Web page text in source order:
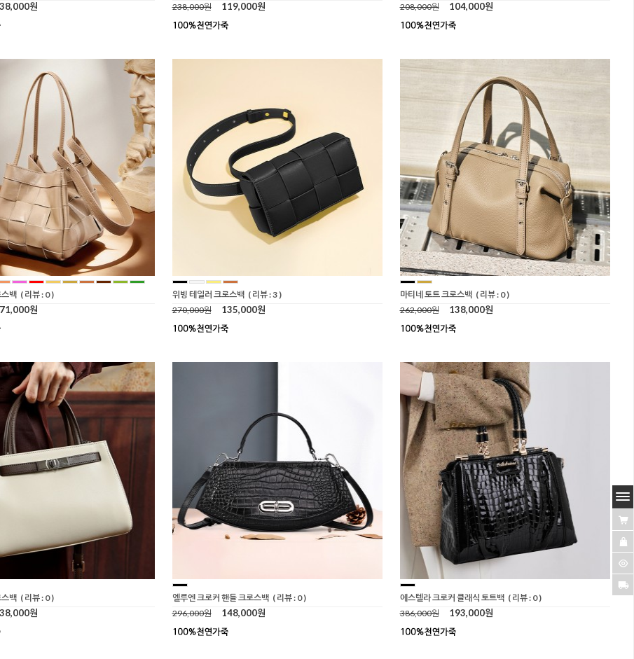
원
238,000원
119,000원
208,000원
104,000원
백 ( 리뷰 : 0 )
원
위빙 테일러 크로스백 ( 리뷰 : 3 )
270,000원
135,000원
마티네 토트 크로스백 ( 리뷰 : 0 )
262,000원
138,000원
백 ( 리뷰 : 0 )
원
엘루엔 크로커 핸들 크로스백 ( 리뷰 : 0 )
296,000원
148,000원
에스텔라 크로커 클래식 토트백 ( 리뷰 : 0 )
386,000원
193,000원